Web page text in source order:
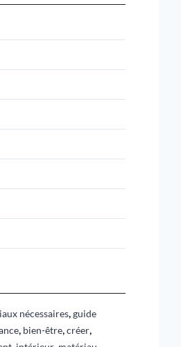
nécessaires,guide
, bien-être,créer,